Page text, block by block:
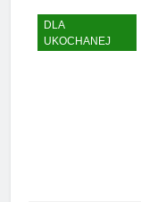
DLA
UKOCHANEJ